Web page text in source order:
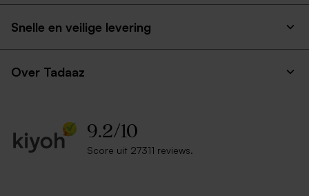
Snelle en veilige levering
Over Tadaaz
9.2/10
Score uit 27311 reviews.